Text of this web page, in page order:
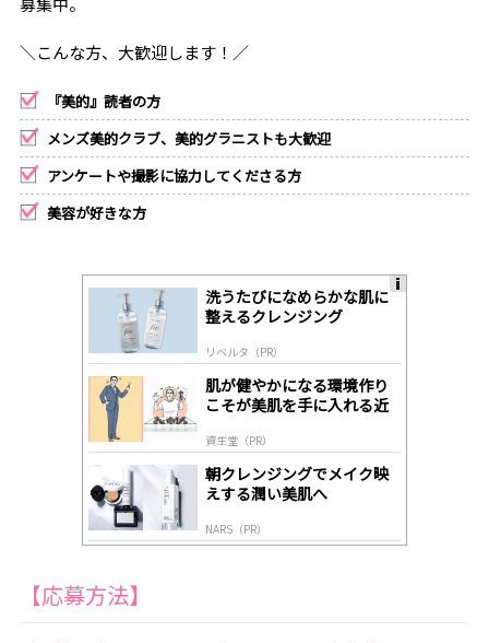
＼こんな方、大歓迎します！／
『美的』読者の方
メンズ美的クラブ、美的グラニストも大歓迎
アンケートや撮影に協力してくださる方
美容が好きな方
洗うたびになめらかな肌に
整えるクレンジング
リベルタ（PR）
肌が健やかになる環境作り
こそが美肌を手に入れる近
資生堂（PR）
朝クレンジングでメイク映
えする潤い美肌へ
NARS（PR）
【応募方法】